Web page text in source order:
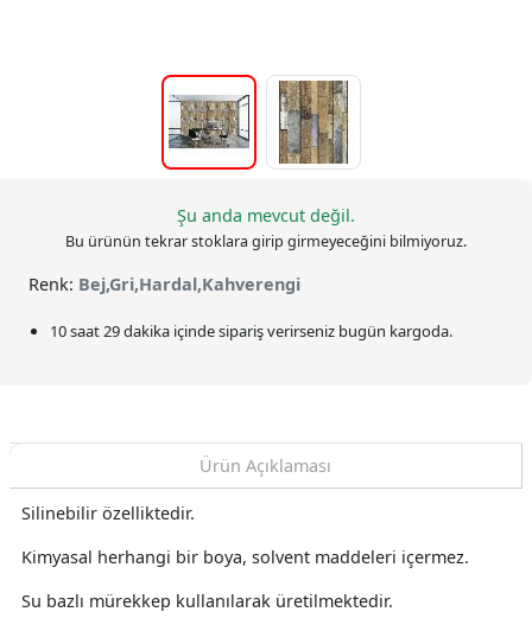
Şu anda mevcut değil.
Bu ürünün tekrar stoklara girip girmeyeceğini bilmiyoruz.
Renk: Bej,Gri,Hardal,Kahverengi
10 saat 29 dakika içinde sipariş verirseniz bugün kargoda.
Ürün Açıklaması
Silinebilir özelliktedir.
Kimyasal herhangi bir boya, solvent maddeleri içermez.
Su bazlı mürekkep kullanılarak üretilmektedir.